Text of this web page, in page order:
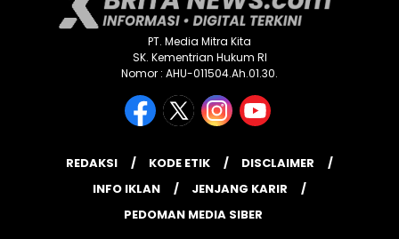
PT. Media Mitra Kita
SK. Kementrian Hukum RI
Nomor : AHU-011504.Ah.01.30.
REDAKSI KODE ETIK
DISCLAIMER
INFO IKLAN
JENJANG KARIR
PEDOMAN MEDIA SIBER